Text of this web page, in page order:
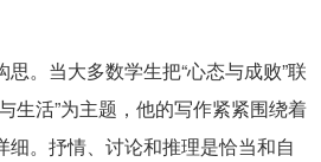
。当大多数学生把“心态与成败”联
生活”为主题，他的写作紧紧围绕着
细。抒情、讨论和推理是恰当和自